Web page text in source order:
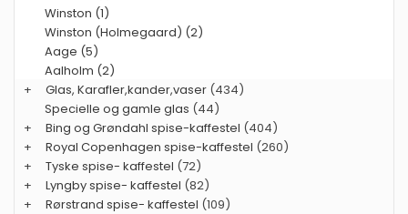
Winston (1)
Winston (Holmegaard) (2)
Aage (5)
Aalholm (2)
+
Glas, Karafler,kander,vaser (434)
Specielle og gamle glas (44)
+
Bing og Grøndahl spise-kaffestel (404)
+
Royal Copenhagen spise-kaffestel (260)
+
Tyske spise- kaffestel (72)
+
Lyngby spise- kaffestel (82)
+
Rørstrand spise- kaffestel (109)